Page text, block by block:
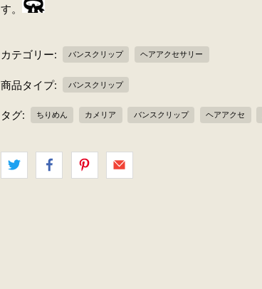
す。
カテゴリー: バンスクリップ ヘアアクセサリー
商品タイプ: バンスクリップ
タグ: ちりめん カメリア バンスクリップ ヘアアクセ